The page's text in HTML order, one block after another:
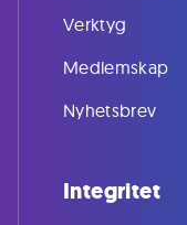
Verktyg
Medlemskap
Nyhetsbrev
Integritet